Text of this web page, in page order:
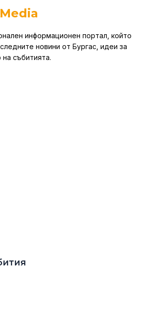
Media
информационен портал, който
новини от Бургас, идеи за
събитията.